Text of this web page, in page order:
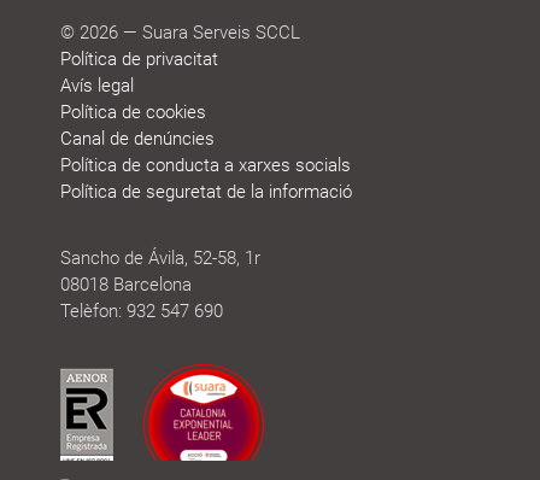
© 2026 — Suara Serveis SCCL
Política de privacitat
Avís legal
Política de cookies
Canal de denúncies
Política de conducta a xarxes socials
Política de seguretat de la informació
Sancho de Ávila, 52-58, 1r
08018 Barcelona
Telèfon: 932 547 690